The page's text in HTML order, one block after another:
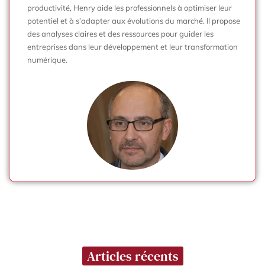
productivité, Henry aide les professionnels à optimiser leur
potentiel et à s’adapter aux évolutions du marché. Il propose
des analyses claires et des ressources pour guider les
entreprises dans leur développement et leur transformation
numérique.
Articles récents